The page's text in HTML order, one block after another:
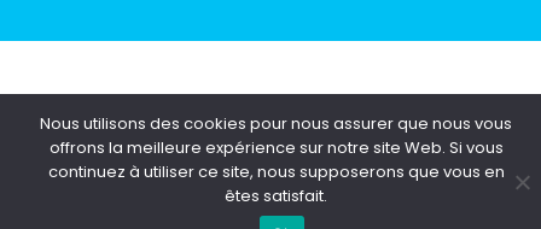
Nous utilisons des cookies pour nous assurer que nous vous
offrons la meilleure expérience sur notre site Web. Si vous
continuez à utiliser ce site, nous supposerons que vous en
êtes satisfait.